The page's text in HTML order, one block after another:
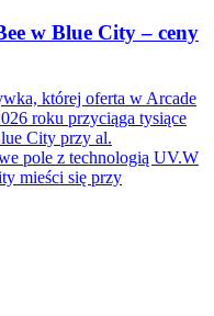
w Blue City – ceny
której oferta w Arcade
roku przyciąga tysiące
City przy al.
pole z technologią UV.W
mieści się przy